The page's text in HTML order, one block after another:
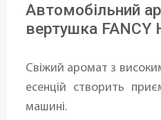
Автомобільний
вертушка FANCY
Свіжий аромат з
есенцій створить
машині.